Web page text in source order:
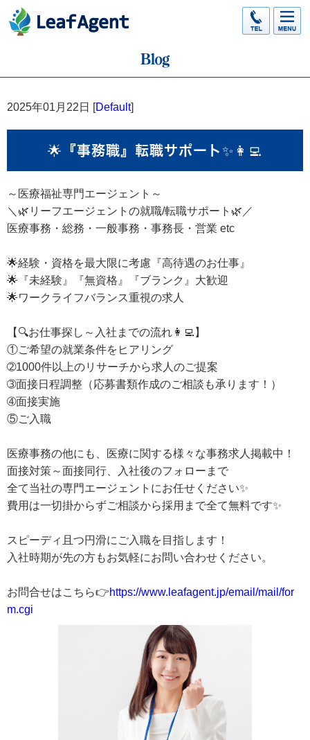
2025年01月22日 [Default]
🌟『事務職』転職サポート✨👩‍💻
～医療福祉専門エージェント～
＼🌿リーフエージェントの就職/転職サポート🌿／
医療事務・総務・一般事務・事務長・営業 etc
🌟経験・資格を最大限に考慮『高待遇のお仕事』
🌟『未経験』『無資格』『ブランク』大歓迎
🌟ワークライフバランス重視の求人
【🔍お仕事探し～入社までの流れ👩‍💻】
①ご希望の就業条件をヒアリング
➁1000件以上のリサーチから求人のご提案
➂面接日程調整（応募書類作成のご相談も承ります！）
➃面接実施
⑤ご入職
医療事務の他にも、医療に関する様々な事務求人掲載中！
面接対策～面接同行、入社後のフォローまで
全て当社の専門エージェントにお任せください✨
費用は一切掛からずご相談から採用まで全て無料です✨
スピーディ且つ円滑にご入職を目指します！
入社時期が先の方もお気軽にお問い合わせください。
お問合せはこちら👉https://www.leafagent.jp/email/mail/for
m.cgi